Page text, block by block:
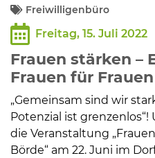
Freiwilligenbüro
Freitag, 15. Juli 2022
Frauen stärken –
Frauen für Frauen
„Gemeinsam sind wir
Potenzial ist
die Veranstaltung
Börde“ am 22. Juni im